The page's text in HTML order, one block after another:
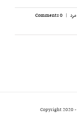
مرد |
0 Comments